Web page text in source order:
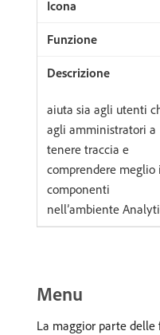
aiuta sia agli utenti
agli amministratori a
tenere traccia e
comprendere meglio i
componenti
nell’ambiente
Menu
La maggior parte